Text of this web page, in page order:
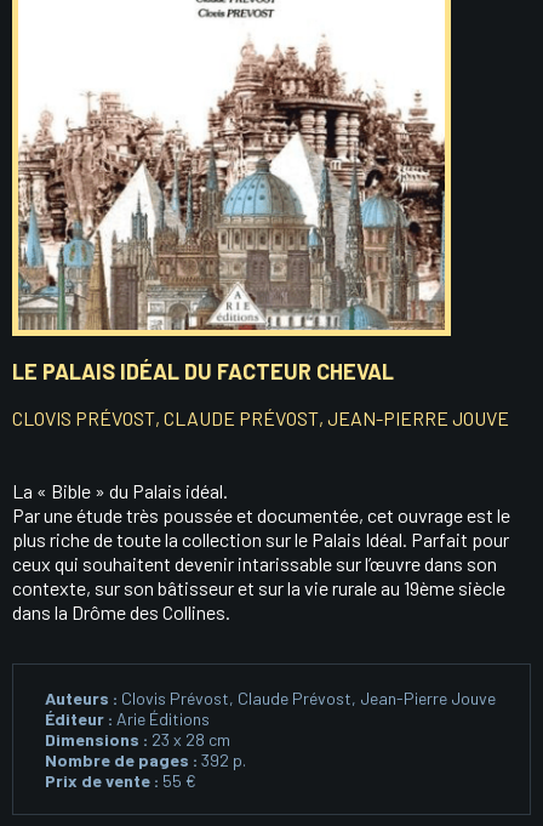
LE PALAIS IDÉAL DU FACTEUR CHEVAL
CLOVIS PRÉVOST, CLAUDE PRÉVOST, JEAN-PIERRE JOUVE
La « Bible » du Palais idéal.
Par une étude très poussée et documentée, cet ouvrage est le
plus riche de toute la collection sur le Palais Idéal. Parfait pour
ceux qui souhaitent devenir intarissable sur l’œuvre dans son
contexte, sur son bâtisseur et sur la vie rurale au 19ème siècle
dans la Drôme des Collines.
Auteurs : Clovis Prévost, Claude Prévost, Jean-Pierre Jouve
Éditeur : Arie Éditions
Dimensions : 23 x 28 cm
Nombre de pages : 392 p.
Prix de vente : 55 €